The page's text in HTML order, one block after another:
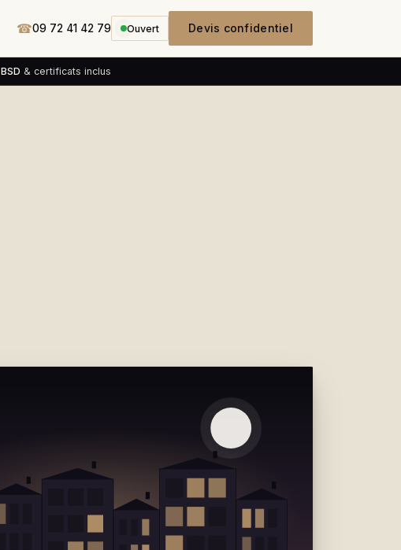
☎09 72 41 42 79 Ouvert Devis confidentiel
BSD & certificats inclus